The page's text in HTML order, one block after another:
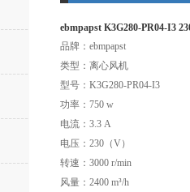
ebmpapst K3G280-PR04-I3
品牌：ebmpapst
类型：离心风机
型号：K3G280-PR04-I3
功率：750 w
电流：3.3 A
电压：230（V）
转速：3000 r/min
风量：2400 m³/h